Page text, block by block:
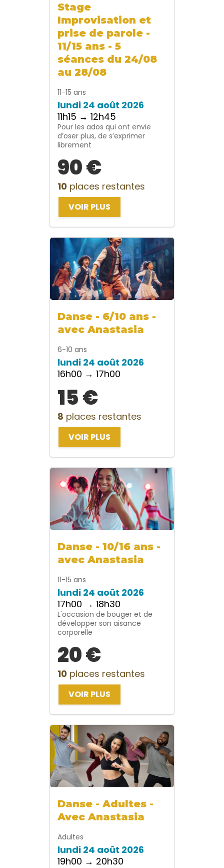
Stage
Improvisation et
prise de parole -
11/15 ans - 5
séances du 24/08
au 28/08
11-15 ans
lundi 24 août 2026
11h15 → 12h45
Pour les ados qui ont envie
d’oser plus, de s’exprimer
librement
90 €
10 places restantes
VOIR PLUS
Danse - 6/10 ans -
avec Anastasia
6-10 ans
lundi 24 août 2026
16h00 → 17h00
15 €
8 places restantes
VOIR PLUS
Danse - 10/16 ans -
avec Anastasia
11-15 ans
lundi 24 août 2026
17h00 → 18h30
L'occasion de bouger et de
développer son aisance
corporelle
20 €
10 places restantes
VOIR PLUS
Danse - Adultes -
Avec Anastasia
Adultes
lundi 24 août 2026
19h00 → 20h30